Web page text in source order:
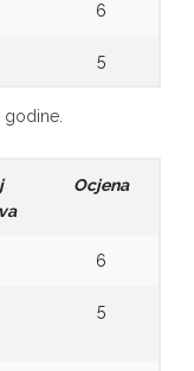
6
5
Ocjena
6
5